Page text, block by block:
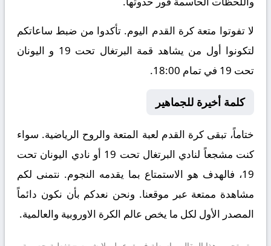
لا تفوتوا متعة كرة القدم اليوم. تأكدوا من ضبط ساعاتكم
لتكونوا أول من يشاهد قمة البرتغال تحت 19 و اليونان
تحت 19 في تمام 18:00.
كلمة أخيرة للجماهير
ختاماً، تبقى كرة القدم لعبة المتعة والروح الرياضية. سواء
كنت مشجعاً لنادي البرتغال تحت 19 أو نادي اليونان تحت
19، فالهدف هو الاستمتاع بما يقدمه النجوم. نتمنى لكم
مشاهدة ممتعة عبر موقعنا. ونحن نعدكم بأن نكون دائماً
المصدر الأول لكل ما يخص عالم الكرة الاوروبية والعالمية.